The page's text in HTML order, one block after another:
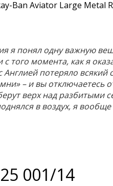
я понял одну важную
с того момента, как я
Англией потеряло всякий
– и вы отключаетесь
верх над разбитыми
в воздух, я
001/14